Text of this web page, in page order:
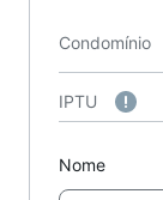
Condomínio
IPTU
Nome